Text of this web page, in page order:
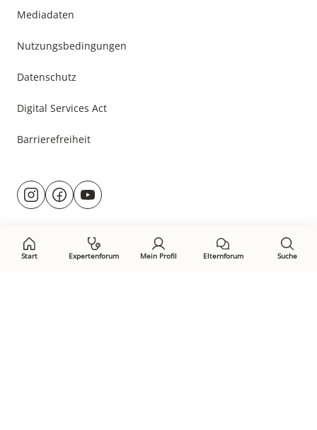
Start Expertenforum Mein Profil Elternforum Suche
Mediadaten
Nutzungsbedingungen
Datenschutz
Digital Services Act
Barrierefreiheit
Besuche
uns@rund.ums.baby
facebook.com/rundumsbaby.de
youtube.com/@rundumsbaby_